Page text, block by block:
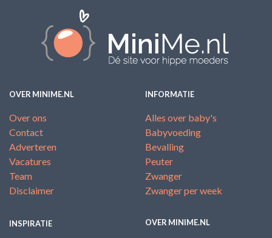
OVER MINIME.NL
Over ons
Contact
Adverteren
Vacatures
Team
Disclaimer
INFORMATIE
Alles over baby's
Babyvoeding
Bevalling
Peuter
Zwanger
Zwanger per week
INSPIRATIE OVER MINIME.NL